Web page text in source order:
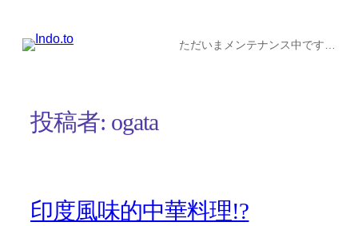
ただいまメンテナンス中です…
投稿者: ogata
印度風味的中華料理!?